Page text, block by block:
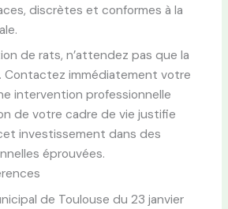
discrètes et conformes à la
de rats, n’attendez pas que la
Contactez immédiatement votre
intervention professionnelle
de votre cadre de vie justifie
investissement dans des
éprouvées.
de Toulouse du 23 janvier